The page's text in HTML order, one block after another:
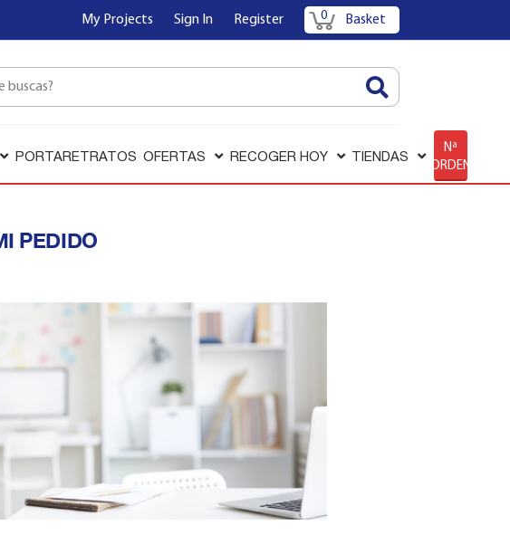
My Projects Sign In Register 0 Basket
PORTARETRATOS OFERTAS RECOGER HOY TIENDAS
Nª
ORDEN
PEDIDO